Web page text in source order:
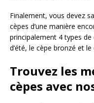
Finalement, vous devez
cèpes d’une manière
principalement 4 types de
d’été, le cèpe bronzé et le
Trouvez les
cèpes avec